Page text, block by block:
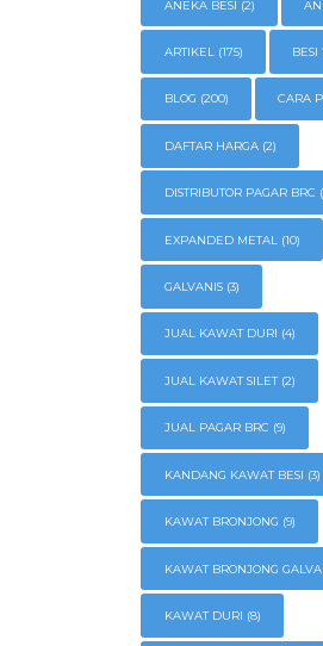
ANEKA BESI (2)
ARTIKEL (175) BESI
BLOG (200) CARA
DAFTAR HARGA(2)
DISTRIBUTOR PAGAR BRC
EXPANDED METAL (10)
GALVANIS(3)
JUAL KAWAT DURI (4)
JUAL KAWAT SILET(2)
JUAL PAGAR BRC (9)
KANDANG KAWAT BESI (3)
KAWAT BRONJONG (9)
KAWAT BRONJONG
KAWAT DURI (8)